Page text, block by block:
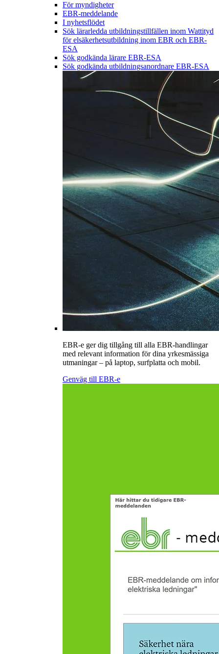
För myndigheter
EBR-meddelande
I nyhetsflödet
Sök lärarledda utbildningstillfällen inom Wattityd
för elsäkerhetsutbildning inom EBR och EBR-
ESA
Sök godkända lärare EBR-ESA
Sök godkända utbildningsanordnare EBR-ESA
EBR-e ger dig tillgång till alla EBR-handlingar
med relevant information för dina yrkesmässiga
utmaningar – på laptop, surfplatta och mobil.
Genväg till EBR-e